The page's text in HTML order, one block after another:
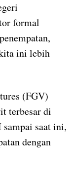
formal
ini lebih
(FGV)
terbesar di
saat ini,
dengan